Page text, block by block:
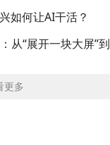
如何让AI干活？
从“展开一块大屏”到
更多